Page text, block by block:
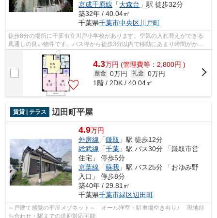
京成千原線 「大森台 」駅 徒歩32分
築32年 / 40.04㎡
千葉県千葉市中央区川戸町
徒歩8分の場所に千葉市立川戸小学校があります。空気の入れ替えができる
風通しの良い物件です。バス停から徒歩3分以内で移動にあまり時間がかか
りません。敷地内ごみ置き場は、忙しい...
4.3万円 (管理費等：2,800円 )
敷金 0万円 礼金 0万円
1階 / 2DK / 40.04㎡
賃貸 | テラス 辺田町平屋
4.9万円
外房線 「鎌取 」駅 徒歩12分
総武線 「千葉 」駅 バス30分 「鎌取市営
住宅」 停歩5分
京葉線 「蘇我 」駅 バス25分 「おゆみ野
入口」 停歩8分
築40年 / 29.81㎡
千葉県千葉市緑区辺田町
～戸建て感覚の平屋メゾネット～ オール洋室・駐車場空き有り♪ 現地待
ち合わせ・駅までの送迎対応可能